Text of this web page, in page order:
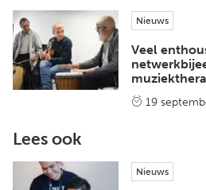
Nieuws
Veel
19
Lees ook
Nieuws